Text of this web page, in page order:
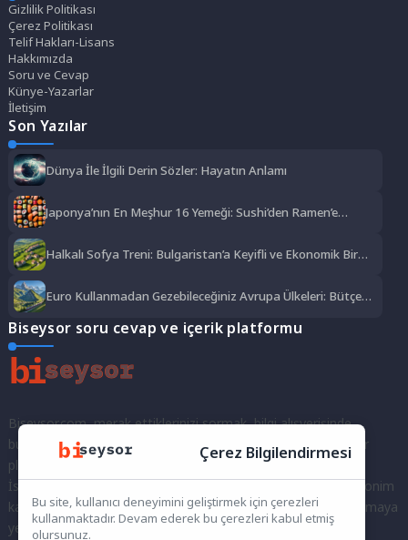
Gizlilik Politikası
Çerez Politikası
Telif Hakları-Lisans
Hakkımızda
Soru ve Cevap
Künye-Yazarlar
İletişim
Son Yazılar
Dünya İle İlgili Derin Sözler: Hayatın Anlamı
Japonya’nın En Meşhur 16 Yemeği: Sushi’den Ramen’e
Halkalı Sofya Treni: Bulgaristan’a Keyifli ve Ekonomik Bir
Euro Kullanmadan Gezebileceğiniz Avrupa Ülkeleri: Bütçe
Biseysor soru cevap ve içerik platformu
Biseysor.com, merak ettiklerinizi sormak, bilgi alışverişinde
bulunmak ve fikirlerinizi paylaşmak için bir araya geldiğimiz bir
platformdur.
İster kayıtlı bir kullanıcı olarak topluluğumuza katılın, ister anonim
kalarak sorularınızı yöneltin; burada her türlü soruya ve tartışmaya
yer var. Bilgiyi keşfetmek ve paylaşmak için bize katılın!
Çerez Bilgilendirmesi
Bu site, kullanıcı deneyimini geliştirmek için çerezleri
kullanmaktadır. Devam ederek bu çerezleri kabul etmiş
olursunuz.